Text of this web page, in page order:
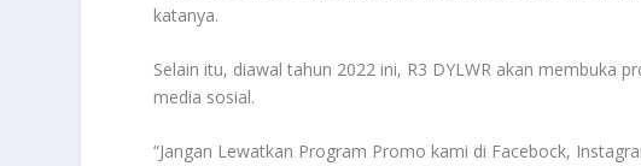
katanya.
Selain itu, diawal tahun 2022 ini, R3 DYLWR akan membuka
media sosial.
“Jangan Lewatkan Program Promo kami di Facebock,